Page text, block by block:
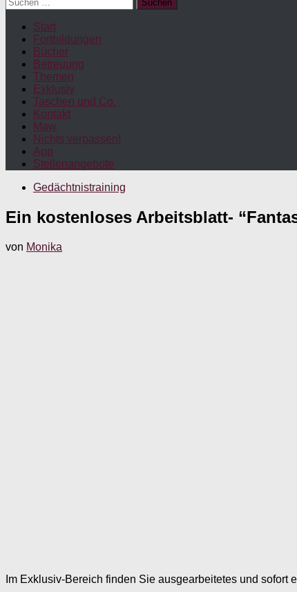
nach:
Start
Fortbildungen
Bücher
Betreuung
Themen
Exklusiv
Taschen und Co.
Kontakt
Maw
Nichts verpassen!
App
Stellenangebote
Gedächtnistraining
Ein kostenloses Arbeitsblatt-
von Monika
Im Exklusiv-Bereich finden Sie ausgearbeitetes und sofort